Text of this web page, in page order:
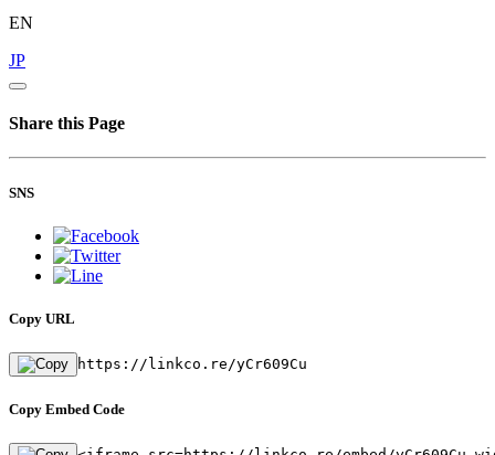
EN
JP
Share this Page
SNS
Copy URL
https://linkco.re/yCr609Cu
Copy Embed Code